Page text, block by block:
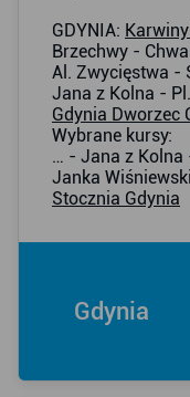
GDYNIA:
Brzechwy -
Al. Zwycięstwa -
Jana z Kolna -
Gdynia Dworzec
Wybrane kursy:
… - Jana z Kolna
Janka
Stocznia Gdynia
Gdynia